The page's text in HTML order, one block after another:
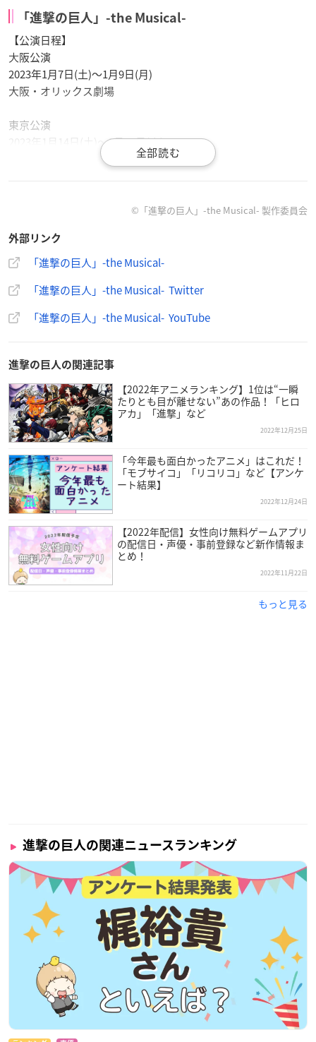
「進撃の巨人」-the Musical-
【公演日程】
⼤阪公演
2023年1月7日(土)～1月9日(月)
大阪・オリックス劇場
東京公演
2023年1月14日(土)～1月24日(火)
東京・⽇本⻘年館ホール
13,000円（全席指定／税込）
【スタッフ】
原作：諫山創「 進撃の巨人」（講談社「別冊少年マガジン」）
演出：植木豪
音楽監督：KEN THE 390
作詞：三浦香
【キャスト】
ミカサ・アッカーマン：高月彩良
アルミン・アルレルト：小西詠斗
ジャン・キルシュタイン：福澤侑
マルコ・ボット：泰江和明
コニー・スプリンガー：中西智也
サシャ・ブラウス：星波
ハンネス：村田充
キース・シャーディス：林野健志
ディモ・リーブス：冨田昌則
カルラ・イェーガー：舞羽美海
グリシャ・イェーガー：唐橋充
ハンジ・ゾエ：立道梨緒奈
— 「進撃の巨人 」-the Musical- (@shingekimusical)
mber 22, 2022
©「進撃の巨人」-the Musical- 製作委員会
外部リンク
「進撃の巨人」-the Musical-
「進撃の巨人」-the Musical- Twitter
「進撃の巨人」-the Musical- YouTube
進撃の巨人の関連記事
【2022年アニメランキング】1位は“一瞬
たりとも目が離せない”あの作品！「ヒロ
アカ」「進撃」など
2022年12月25日
「今年最も面白かったアニメ」はこれだ！
「モブサイコ」「リコリコ」など【アンケ
ート結果】
2022年12月24日
【2022年配信】女性向け無料ゲームアプリ
の配信日・声優・事前登録など新作情報ま
とめ！
2022年11月22日
もっと見る
進撃の巨人の関連ニュースランキング